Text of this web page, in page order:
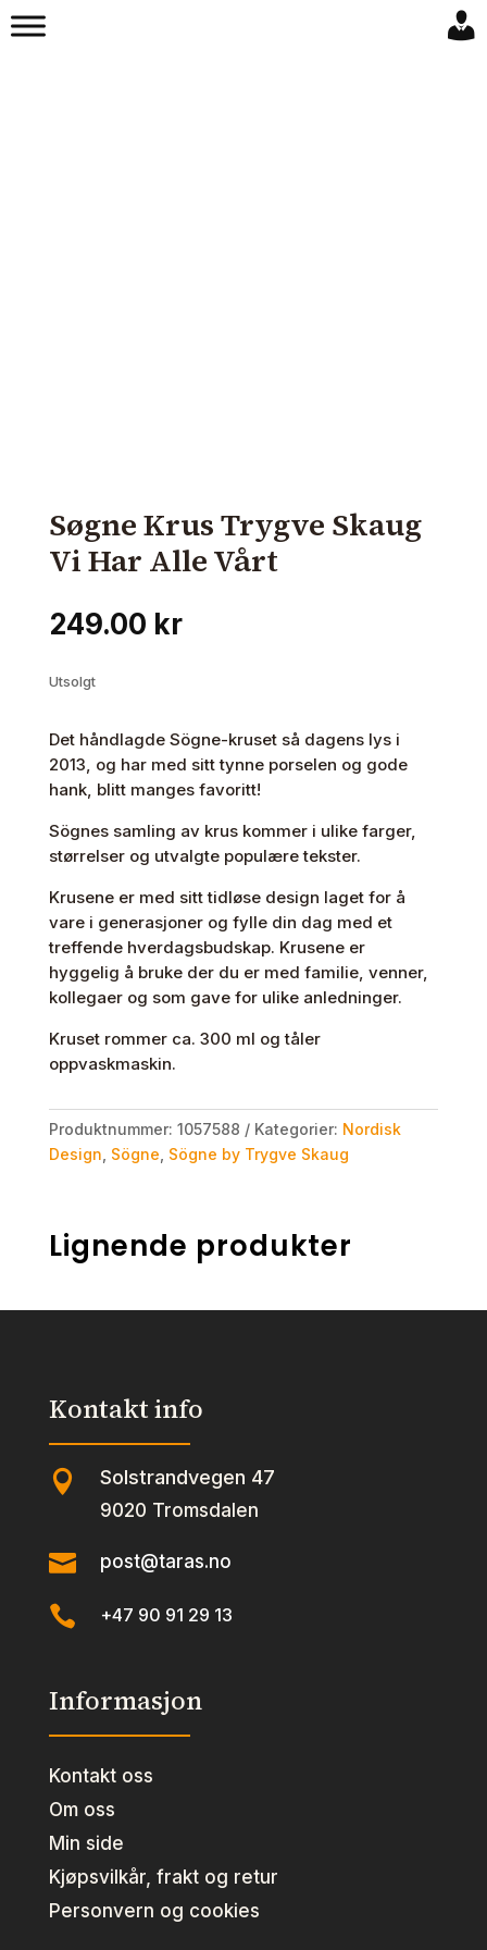
Søgne Krus Trygve Skaug
Vi Har Alle Vårt
249.00 kr
Utsolgt
Det håndlagde Sögne-kruset så dagens lys i
2013, og har med sitt tynne porselen og gode
hank, blitt manges favoritt!
Sögnes samling av krus kommer i ulike farger,
størrelser og utvalgte populære tekster.
Krusene er med sitt tidløse design laget for å
vare i generasjoner og fylle din dag med et
treffende hverdagsbudskap. Krusene er
hyggelig å bruke der du er med familie, venner,
kollegaer og som gave for ulike anledninger.
Kruset rommer ca. 300 ml og tåler
oppvaskmaskin.
Produktnummer: 1057588 Kategorier: Nordisk
Design Sögne Sögne by Trygve Skaug
Lignende produkter
Kontakt info
 Solstrandvegen 47
9020 Tromsdalen
 post@taras.no
 +47 90 91 29 13
Informasjon
Kontakt oss
Om oss
Min side
Kjøpsvilkår, frakt og retur
Personvern og cookies